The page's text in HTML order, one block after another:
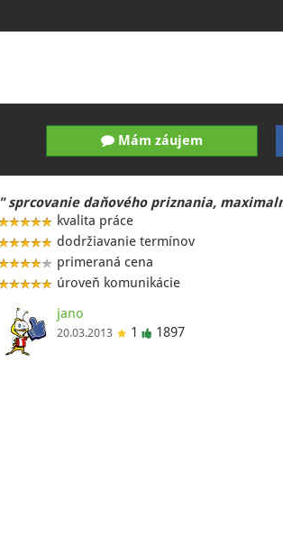
Mám záujem
" sprcovanie daňového priznania,
kvalita práce
dodržiavanie termínov
primeraná cena
úroveň komunikácie
jano
20.03.2013 1 1897